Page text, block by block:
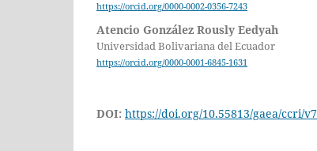
https://orcid.org/0000-0002-0356-7243
Atencio González Rously Eedyah
Universidad Bolivariana del Ecuador
https://orcid.org/0000-0001-6845-1631
DOI: https://doi.org/10.55813/gaea/ccri/